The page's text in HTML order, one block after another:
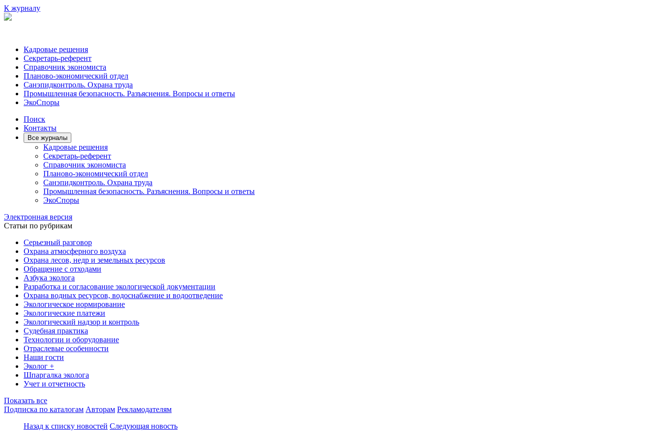
К журналу
Кадровые решения
Секретарь-референт
Справочник экономиста
Планово-экономический отдел
Санэпидконтроль. Охрана труда
Промышленная безопасность. Разъяснения. Вопросы и ответы
ЭкоСпоры
Поиск
Контакты
Все журналы
Кадровые решения
Секретарь-референт
Справочник экономиста
Планово-экономический отдел
Санэпидконтроль. Охрана труда
Промышленная безопасность. Разъяснения. Вопросы и ответы
ЭкоСпоры
Электронная версия
Статьи по рубрикам
Серьезный разговор
Охрана атмосферного воздуха
Охрана лесов, недр и земельных ресурсов
Обращение с отходами
Азбука эколога
Разработка и согласование экологической документации
Охрана водных ресурсов, водоснабжение и водоотведение
Экологическое нормирование
Экологические платежи
Экологический надзор и контроль
Судебная практика
Технологии и оборудование
Отраслевые особенности
Наши гости
Эколог +
Шпаргалка эколога
Учет и отчетность
Показать все
Подписка по каталогам Авторам Рекламодателям
Назад к списку новостей Следующая новость